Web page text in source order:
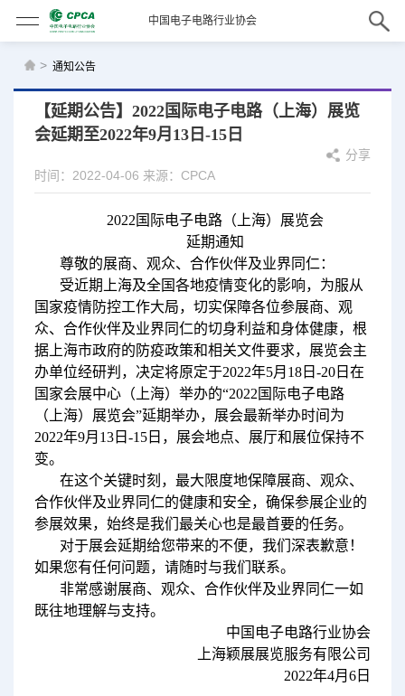
中国电子电路行业协会
> 通知公告
【延期公告】2022国际电子电路（上海）展览
会延期至2022年9月13日-15日
分享
时间：2022-04-06 来源：CPCA
2022国际电子电路（上海）展览会
延期通知
尊敬的展商、观众、合作伙伴及业界同仁：
受近期上海及全国各地疫情变化的影响，为服从
国家疫情防控工作大局，切实保障各位参展商、观
众、合作伙伴及业界同仁的切身利益和身体健康，根
据上海市政府的防疫政策和相关文件要求，展览会主
办单位经研判，决定将原定于2022年5月18日-20日在
国家会展中心（上海）举办的“2022国际电子电路
（上海）展览会”延期举办，展会最新举办时间为
2022年9月13日-15日，展会地点、展厅和展位保持不
变。
在这个关键时刻，最大限度地保障展商、观众、
合作伙伴及业界同仁的健康和安全，确保参展企业的
参展效果，始终是我们最关心也是最首要的任务。
对于展会延期给您带来的不便，我们深表歉意！
如果您有任何问题，请随时与我们联系。
非常感谢展商、观众、合作伙伴及业界同仁一如
既往地理解与支持。
中国电子电路行业协会
上海颖展展览服务有限公司
2022年4月6日